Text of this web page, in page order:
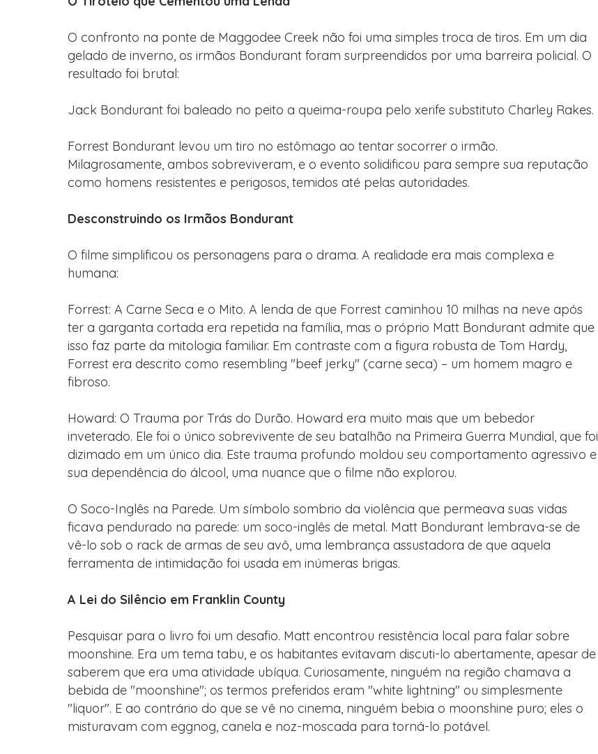
O confronto na ponte de Maggodee Creek não foi uma simples troca de tiros. Em um dia
gelado de inverno, os irmãos Bondurant foram surpreendidos por uma barreira policial. O
resultado foi brutal:
Jack Bondurant foi baleado no peito a queima-roupa pelo xerife substituto Charley Rakes.
Forrest Bondurant levou um tiro no estômago ao tentar socorrer o irmão.
Milagrosamente, ambos sobreviveram, e o evento solidificou para sempre sua reputação
como homens resistentes e perigosos, temidos até pelas autoridades.
Desconstruindo os Irmãos Bondurant
O filme simplificou os personagens para o drama. A realidade era mais complexa e
humana:
Forrest: A Carne Seca e o Mito. A lenda de que Forrest caminhou 10 milhas na neve após
ter a garganta cortada era repetida na família, mas o próprio Matt Bondurant admite que
isso faz parte da mitologia familiar. Em contraste com a figura robusta de Tom Hardy,
Forrest era descrito como resembling "beef jerky" (carne seca) – um homem magro e
fibroso.
Howard: O Trauma por Trás do Durão. Howard era muito mais que um bebedor
inveterado. Ele foi o único sobrevivente de seu batalhão na Primeira Guerra Mundial, que foi
dizimado em um único dia. Este trauma profundo moldou seu comportamento agressivo e
sua dependência do álcool, uma nuance que o filme não explorou.
O Soco-Inglês na Parede. Um símbolo sombrio da violência que permeava suas vidas
ficava pendurado na parede: um soco-inglês de metal. Matt Bondurant lembrava-se de
vê-lo sob o rack de armas de seu avô, uma lembrança assustadora de que aquela
ferramenta de intimidação foi usada em inúmeras brigas.
A Lei do Silêncio em Franklin County
Pesquisar para o livro foi um desafio. Matt encontrou resistência local para falar sobre
moonshine. Era um tema tabu, e os habitantes evitavam discuti-lo abertamente, apesar de
saberem que era uma atividade ubíqua. Curiosamente, ninguém na região chamava a
bebida de "moonshine"; os termos preferidos eram "white lightning" ou simplesmente
"liquor". E ao contrário do que se vê no cinema, ninguém bebia o moonshine puro; eles o
misturavam com eggnog, canela e noz-moscada para torná-lo potável.